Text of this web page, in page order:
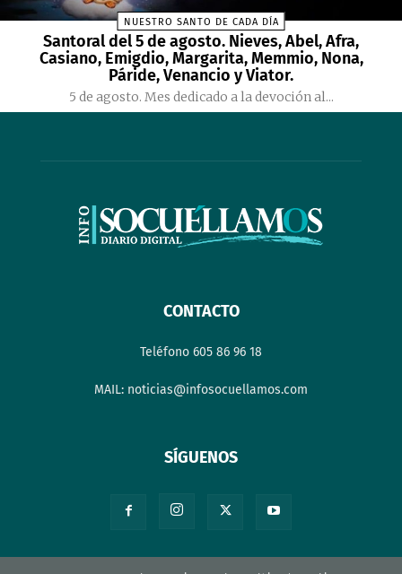
NUESTRO SANTO DE CADA DÍA
Santoral del 5 de agosto. Nieves, Abel, Afra,
Casiano, Emigdio, Margarita, Memmio, Nona,
Páride, Venancio y Viator.
5 de agosto. Mes dedicado a la devoción al...
CONTACTO
Teléfono 605 86 96 18
MAIL: noticias@infosocuellamos.com
SÍGUENOS